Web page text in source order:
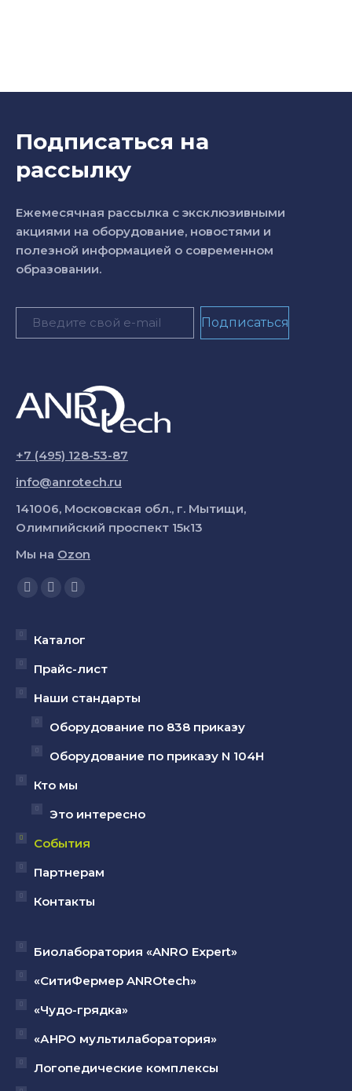
Подписаться на
рассылку
Ежемесячная рассылка с эксклюзивными
акциями на оборудование, новостями и
полезной информацией о современном
образовании.
+7 (495) 128-53-87
info@anrotech.ru
141006, Московская обл., г. Мытищи,
Олимпийский проспект 15к13
Мы на Ozon
Ищите нас:
Страница
открывается
новом
окне
Страница
открывается
новом
окне
Страница
открывается
новом
окне
Каталог
Прайс-лист
Наши стандарты
Оборудование по 838 приказу
Оборудование по приказу N 104Н
Кто мы
Это интересно
События
Партнерам
Контакты
Биолаборатория «ANRO Expert»
«СитиФермер ANROtech»
«Чудо-грядка»
«АНРО мультилаборатория»
Логопедические комплексы